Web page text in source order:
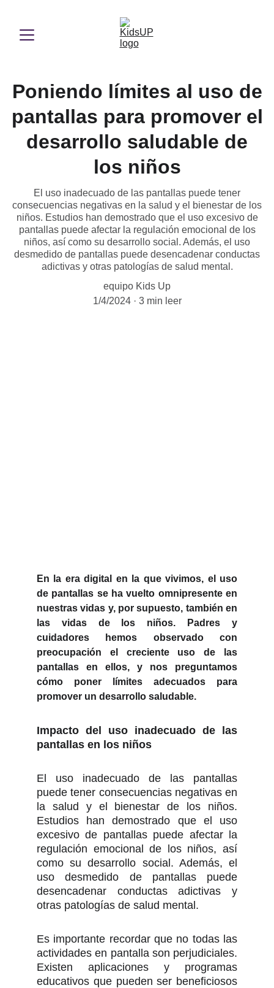
Poniendo límites al uso de
pantallas para promover el
desarrollo saludable de
los niños
El uso inadecuado de las pantallas puede tener
consecuencias negativas en la salud y el bienestar de los
niños. Estudios han demostrado que el uso excesivo de
pantallas puede afectar la regulación emocional de los
niños, así como su desarrollo social. Además, el uso
desmedido de pantallas puede desencadenar conductas
adictivas y otras patologías de salud mental.
equipo Kids Up
1/4/2024
3 min leer
En la era digital en la que vivimos, el uso
de pantallas se ha vuelto omnipresente en
nuestras vidas y, por supuesto, también en
las vidas de los niños. Padres y
cuidadores hemos observado con
preocupación el creciente uso de las
pantallas en ellos, y nos preguntamos
cómo poner límites adecuados para
promover un desarrollo saludable.
Impacto del uso inadecuado de las
pantallas en los niños
El uso inadecuado de las pantallas
puede tener consecuencias negativas en
la salud y el bienestar de los niños.
Estudios han demostrado que el uso
excesivo de pantallas puede afectar la
regulación emocional de los niños, así
como su desarrollo social. Además, el
uso desmedido de pantallas puede
desencadenar conductas adictivas y
otras patologías de salud mental.
Es importante recordar que no todas las
actividades en pantalla son perjudiciales.
Existen aplicaciones y programas
educativos que pueden ser beneficiosos